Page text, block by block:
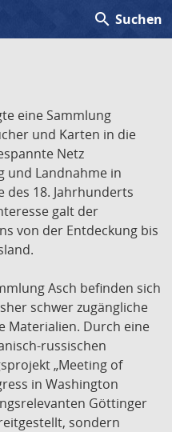
search Suchen
eine Sammlung
und Karten in die
Netz
und Landnahme in
des 18. Jahrhunderts
galt der
von der Entdeckung bis
Asch befinden sich
schwer zugängliche
Materialien. Durch eine
russischen
„Meeting of
in Washington
Göttinger
sondern